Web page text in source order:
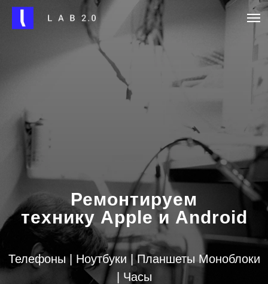
Ремонтируем
технику Apple и Android
Телефоны | Ноутбуки | Планшеты Моноблоки
| Часы